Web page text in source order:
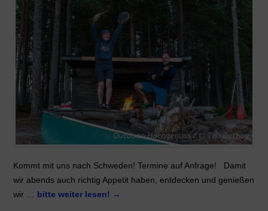
Kommt mit uns nach Schweden! Termine auf Anfrage! Damit
wir abends auch richtig Appetit haben, entdecken und genießen
wir … bitte weiter lesen! →